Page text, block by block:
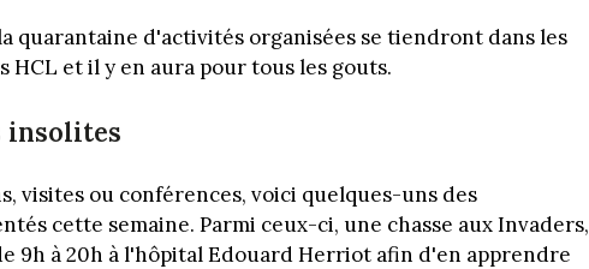
quarantaine d'activités organisées se tiendront dans les
et il y en aura pour tous les gouts.
insolites
visites ou conférences, voici quelques-uns des
cette semaine. Parmi ceux-ci, une chasse aux Invaders,
9h à 20h à l'hôpital Edouard Herriot afin d'en apprendre